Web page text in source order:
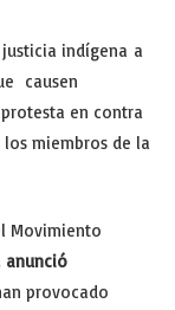
indígena a
causen
en contra
miembros de la
Movimiento
anunció
provocado